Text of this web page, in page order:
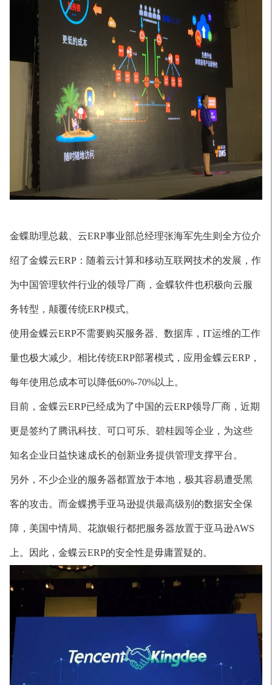
金蝶助理总裁、云ERP事业部总经理张海军先生则全方位介
绍了金蝶云ERP：随着云计算和移动互联网技术的发展，作
为中国管理软件行业的领导厂商，金蝶软件也积极向云服
务转型，颠覆传统ERP模式。
使用金蝶云ERP不需要购买服务器、数据库，IT运维的工作
量也极大减少。相比传统ERP部署模式，应用金蝶云ERP，
每年使用总成本可以降低60%-70%以上。
目前，金蝶云ERP已经成为了中国的云ERP领导厂商，近期
更是签约了腾讯科技、可口可乐、碧桂园等企业，为这些
知名企业日益快速成长的创新业务提供管理支撑平台。
另外，不少企业的服务器都置放于本地，极其容易遭受黑
客的攻击。而金蝶携手亚马逊提供最高级别的数据安全保
障，美国中情局、花旗银行都把服务器放置于亚马逊AWS
上。因此，金蝶云ERP的安全性是毋庸置疑的。